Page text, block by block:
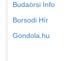
Budaörsi Info
Borsodi Hír
Gondola.hu